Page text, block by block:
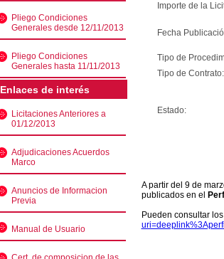
Pliego Condiciones
Generales desde 12/11/2013
Pliego Condiciones
Generales hasta 11/11/2013
Enlaces de interés
Licitaciones Anteriores a
01/12/2013
Adjudicaciones Acuerdos
Marco
Anuncios de Informacion
Previa
Manual de Usuario
Importe de la
Fecha
Tipo de
Tipo de Contrato:
Estado:
A partir del 9 de
publicados en el
Pueden consultar